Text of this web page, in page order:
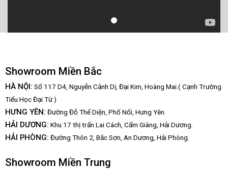
Showroom Miền Bắc
HÀ NỘI: Số 117 D4, Nguyễn Cảnh Dị, Đại Kim, Hoàng Mai.( Cạnh Trường
Tiểu Học Đại Từ )
HƯNG YÊN: Đường Đỗ Thế Diện, Phố Nối, Hưng Yên.
HẢI DƯƠNG: Khu 17 thị trấn Lai Cách, Cẩm Giàng, Hải Dương.
HẢI PHÒNG: Đường Thôn 2, Bắc Sơn, An Dương, Hải Phòng.
Showroom Miền Trung